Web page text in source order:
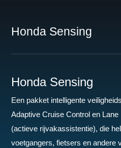
Honda Sensing
Honda Sensing
Een pakket intelligente
Adaptive Cruise Control en
(actieve rijvakassistentie), die
voetgangers, fietsers en andere